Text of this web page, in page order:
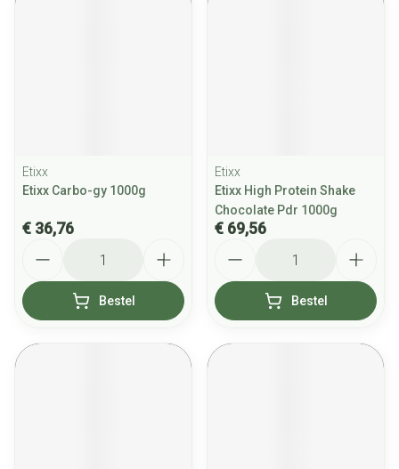
Etixx
Etixx Carbo-gy 1000g
€ 36,76
Bestel
Etixx
Etixx High Protein Shake
Chocolate Pdr 1000g
€ 69,56
Bestel